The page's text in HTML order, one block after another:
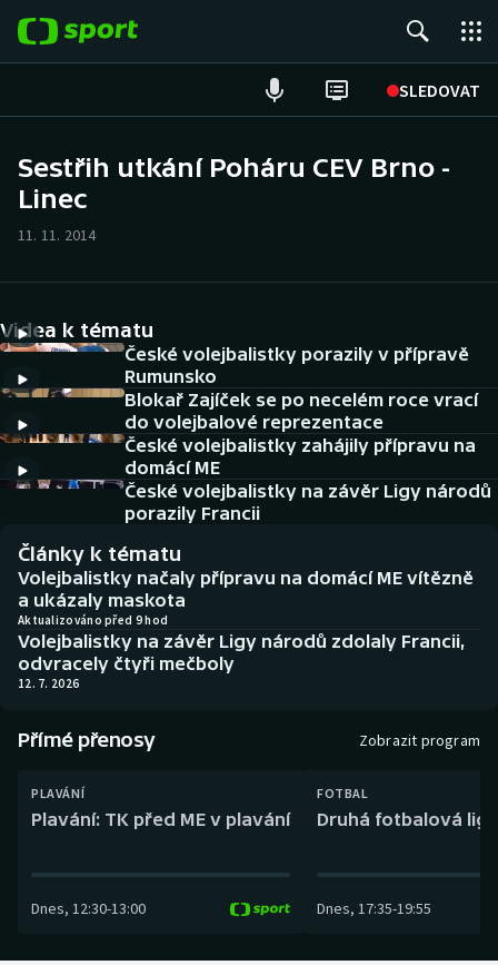
SLEDOVAT
Hokej
Cyklistika
DALŠÍ SPORTY
Americký fotbal
Baseball a softbal
Basketbal
Biatlon
Boby a skeleton
Box
Curling
NEPŘEHLÉDNĚTE
Historické návraty
Aplikace ČT sport
AZ kvíz
Sestřih utkání Poháru CEV Brno -
Linec
11. 11. 2014
Videa k tématu
České volejbalistky porazily v přípravě
Rumunsko
Blokař Zajíček se po necelém roce vrací
do volejbalové reprezentace
České volejbalistky zahájily přípravu na
domácí ME
České volejbalistky na závěr Ligy národů
porazily Francii
Články k tématu
Volejbalistky načaly přípravu na domácí ME vítězně
a ukázaly maskota
Aktualizováno před 9 hod
Volejbalistky na závěr Ligy národů zdolaly Francii,
odvracely čtyři mečboly
12. 7. 2026
Přímé přenosy Zobrazit program
PLAVÁNÍ
Plavání: TK před ME v plavání
Dnes, 12:30-13:00
FOTBAL
Druhá fotbalová
Dnes, 17:35-19:55